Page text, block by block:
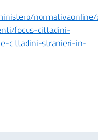
focus-cittadini-
cittadini-stranieri-in-